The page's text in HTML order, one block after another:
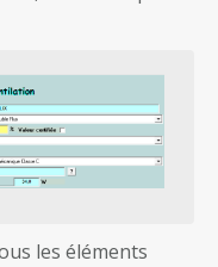
les éléments